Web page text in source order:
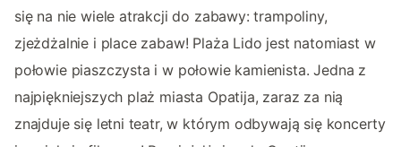
się na nie wiele atrakcji do zabawy: trampoliny,
zjeżdżalnie i place zabaw! Plaża Lido jest natomiast w
połowie piaszczysta i w połowie kamienista. Jedna z
najpiękniejszych plaż miasta Opatija, zaraz za nią
znajduje się letni teatr, w którym odbywają się koncerty